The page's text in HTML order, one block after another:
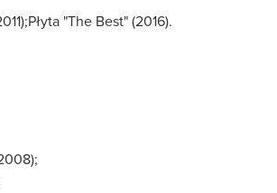
"The Best" (2016).